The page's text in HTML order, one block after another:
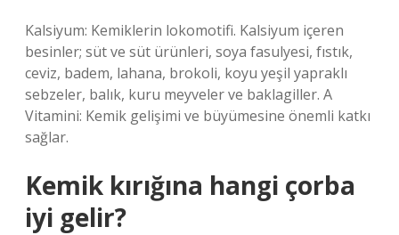
Kalsiyum: Kemiklerin lokomotifi. Kalsiyum içeren
besinler; süt ve süt ürünleri, soya fasulyesi, fıstık,
ceviz, badem, lahana, brokoli, koyu yeşil yapraklı
sebzeler, balık, kuru meyveler ve baklagiller. A
Vitamini: Kemik gelişimi ve büyümesine önemli katkı
sağlar.
Kemik kırığına hangi çorba
iyi gelir?